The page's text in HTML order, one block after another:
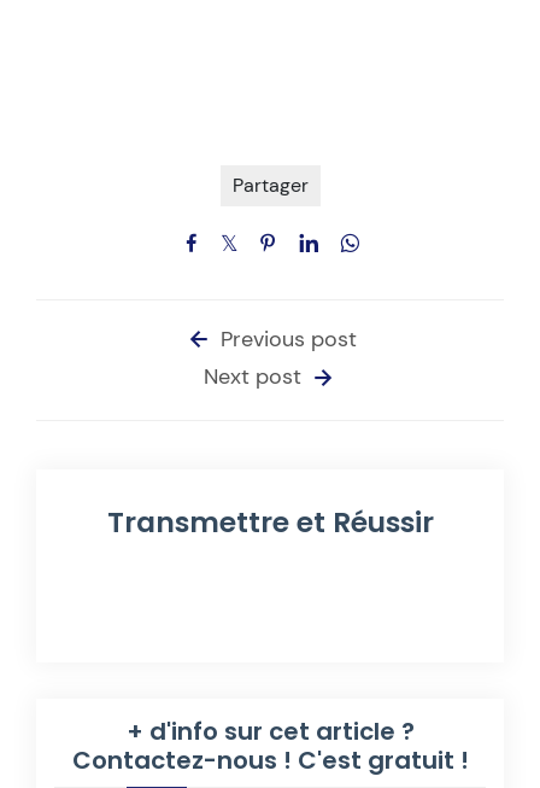
Partager
Previous post
Next post
Transmettre et Réussir
+ d'info sur cet article ?
Contactez-nous ! C'est gratuit !